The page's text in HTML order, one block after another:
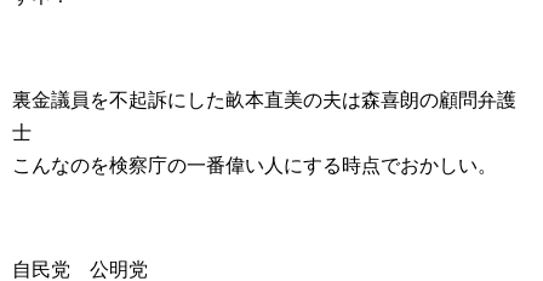
裏金議員を不起訴にした畝本直美の夫は森喜朗の顧問弁護
士
こんなのを検察庁の一番偉い人にする時点でおかしい。
自民党 公明党